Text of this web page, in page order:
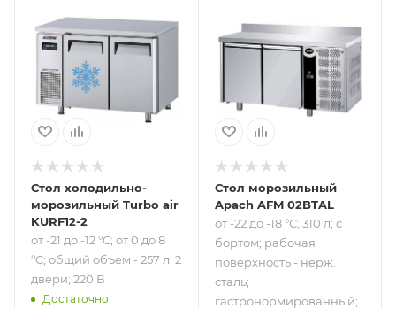
от -21 до -12 °C; от
0 до 8 °C; общий
объем - 257 л; 2
двери; 220 В
Стол холодильно-
морозильный Turbo air
KURF12-2
от -21 до -12 °C; от 0 до 8
°C; общий объем - 257 л; 2
двери; 220 В
Достаточно
от -22 до -18 °С; 310
л; с бортом;
гастронормированный;
2 двери; 220 В
Стол морозильный
Apach AFM 02BTAL
от -22 до -18 °С; 310 л; с
бортом; рабочая
поверхность - нерж.
сталь;
гастронормированный;